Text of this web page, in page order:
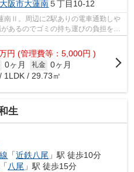
阪市大蓮南５丁目10-12
南Ⅱ。周辺に2駅ありの電車通勤しや
あるのでゴミの持ち運びの負担を少
円 (管理費等：5,000円 )
0ヶ月 礼金 0ヶ月
1LDK / 29.73㎡
生
「近鉄八尾 」駅 徒歩10分
「八尾 」駅 徒歩15分